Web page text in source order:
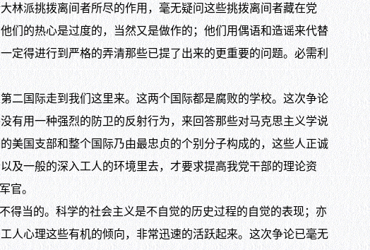
林派挑拨离间者所尽的作用，毫无疑问这些挑拨离间者藏在党
们的热心是过度的，当然又是做作的；他们用偶语和造谣来代替
定得进行到严格的弄清那些已提了出来的更重要的问题。必需利
国际走到我们这里来。这两个国际都是腐败的学校。这次争论
有用一种强烈的防卫的反射行为，来回答那些对马克思主义学说
美国支部和整个国际乃由最忠贞的个别分子构成的，这些人正诚
及一般的深入工人的环境里去，才要求提高我党干部的理论资
官。
当的。科学的社会主义是不自觉的历史过程的自觉的表现；亦
人心理这些有机的倾向，非常迅速的活跃起来。这次争论已毫无